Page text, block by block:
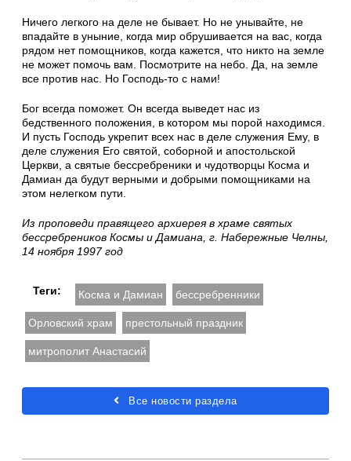
Ничего легкого на деле не бывает. Но не унывайте, не
впадайте в уныние, когда мир обрушивается на вас, когда
рядом нет помощников, когда кажется, что никто на земле
не может помочь вам. Посмотрите на небо. Да, на земле
все против нас. Но Господь-то с нами!
Бог всегда поможет. Он всегда выведет нас из
бедственного положения, в котором мы порой находимся.
И пусть Господь укрепит всех нас в деле служения Ему, в
деле служения Его святой, соборной и апостольской
Церкви, а святые бессребреники и чудотворцы Косма и
Дамиан да будут верными и добрыми помощниками на
этом нелегком пути.
Из проповеди правящего архиерея в храме святых
бессребреников Космы и Дамиана, г. Набережные Челны,
14 ноября 1997 год
Теги: Косма и Дамиан бессребренники
Орловский храм престольный праздник
митрополит Анастасий
Все новости раздела